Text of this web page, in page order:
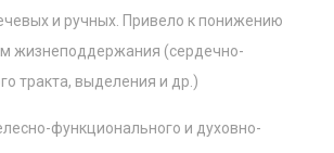
и ручных. Привело к понижению
жизнеподдержания (сердечно-
тракта, выделения и др.)
функционального и духовно-